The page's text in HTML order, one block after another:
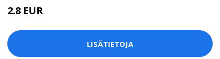
2.8 EUR
LISÄTIETOJA